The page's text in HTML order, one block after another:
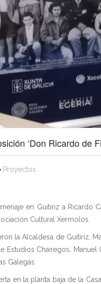
‘Don Ricardo de
Proyectos
en Guitiriz a Ricardo
Cultural Xermolos.
la Alcaldesa de Guitiriz,
Estudios Chairegos,
Galegas.
en la planta baja de la